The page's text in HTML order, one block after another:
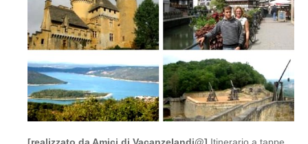
[realizzato da Amici di Vacanzelandi@] Itinerario a tappe